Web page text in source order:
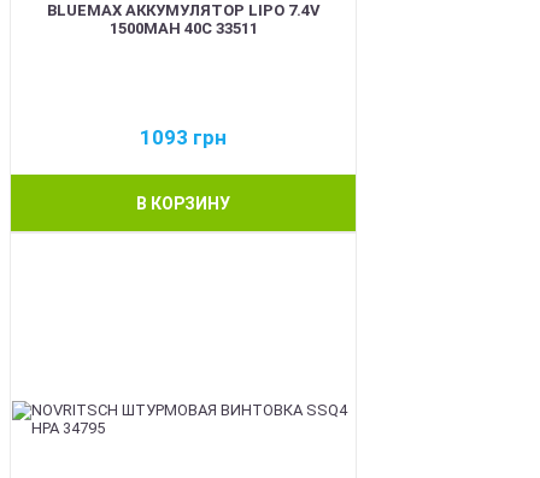
BLUEMAX АККУМУЛЯТОР LIPO 7.4V
1500MAH 40C 33511
1093 грн
В КОРЗИНУ